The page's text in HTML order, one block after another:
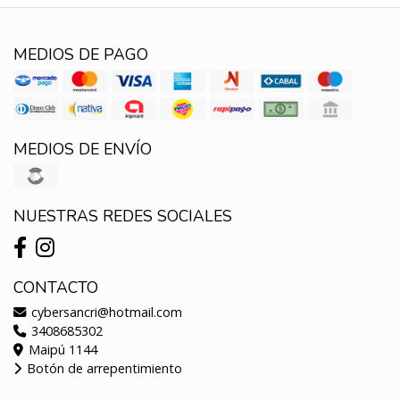
MEDIOS DE PAGO
MEDIOS DE ENVÍO
NUESTRAS REDES SOCIALES
CONTACTO
cybersancri@hotmail.com
3408685302
Maipú 1144
Botón de arrepentimiento